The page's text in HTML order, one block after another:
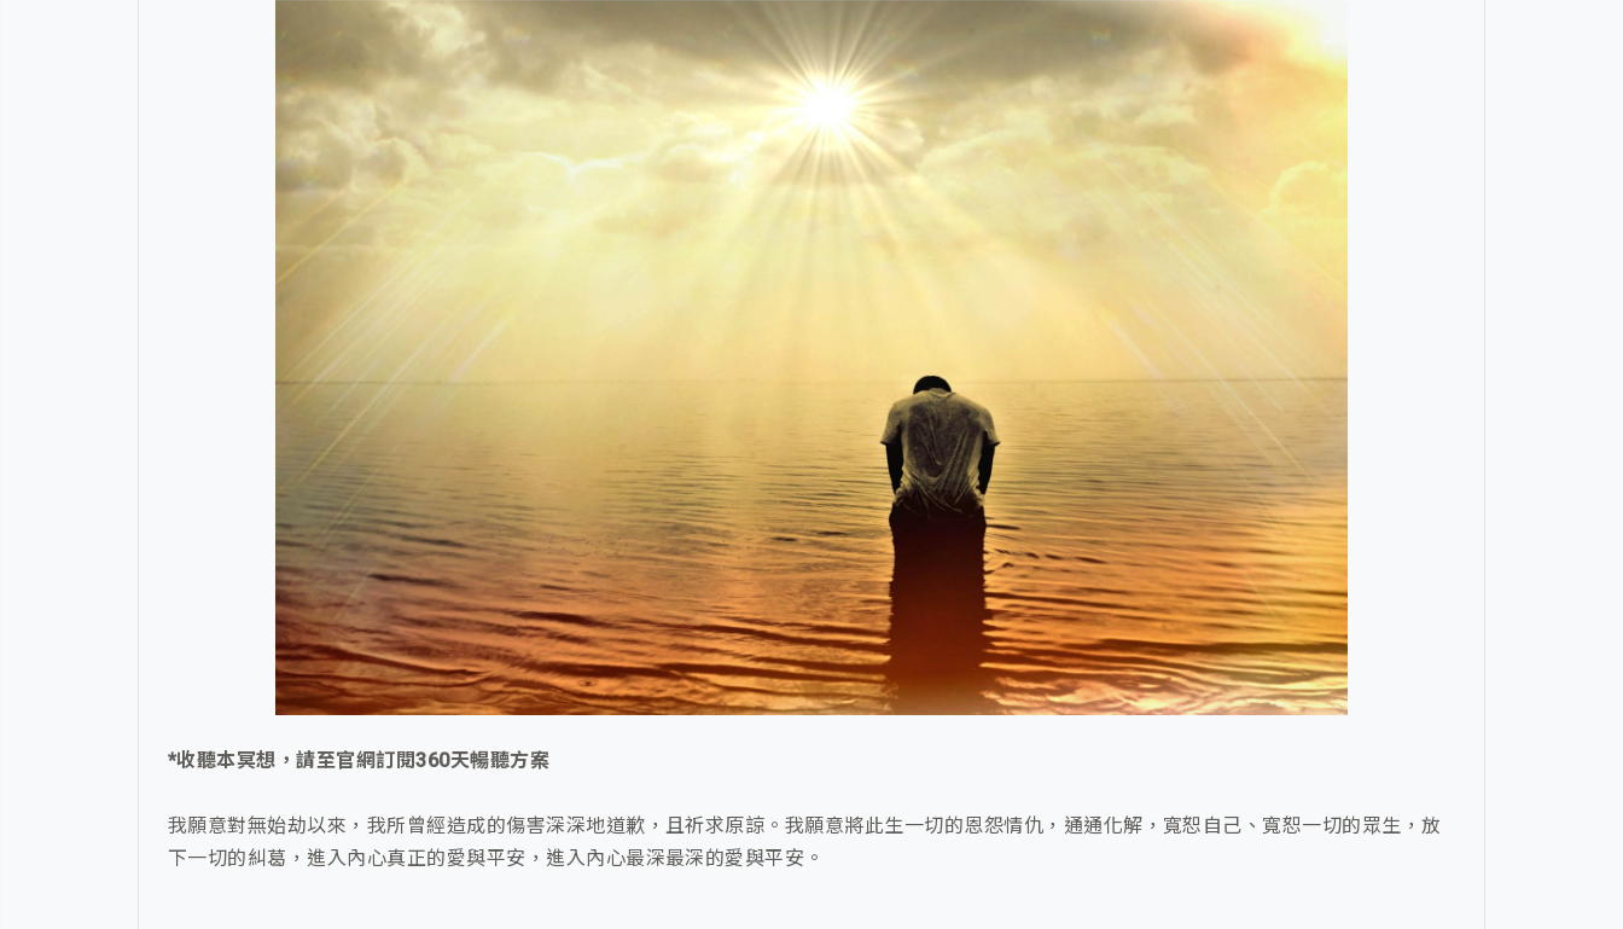
*收聽本冥想，請至官網訂閱360天暢聽方案
我願意對無始劫以來，我所曾經造成的傷害深深地道歉，且祈求原諒。我願意將此生一切的恩怨情仇，通通化解，寬恕自己、寬恕一切的眾生，放
下一切的糾葛，進入內心真正的愛與平安，進入內心最深最深的愛與平安。